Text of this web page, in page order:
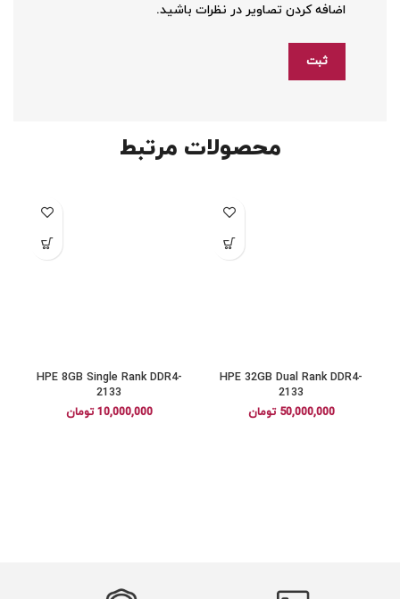
اضافه کردن تصاویر در نظرات باشید.
محصولات مرتبط
HPE 32GB Dual Rank DDR4-
2133
50,000,000 تومان
HPE 8GB Single Rank DDR4-
2133
10,000,000 تومان